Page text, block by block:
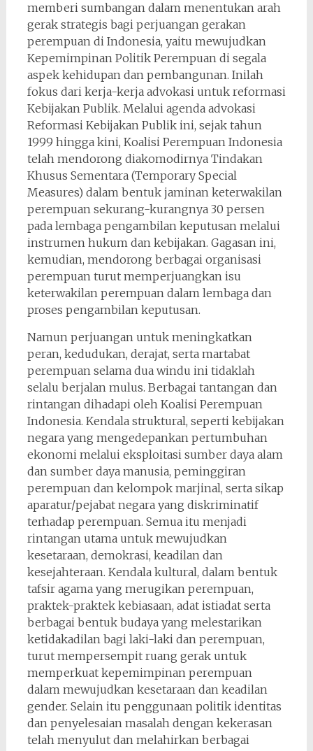
memberi sumbangan dalam menentukan arah
gerak strategis bagi perjuangan gerakan
perempuan di Indonesia, yaitu mewujudkan
Kepemimpinan Politik Perempuan di segala
aspek kehidupan dan pembangunan. Inilah
fokus dari kerja-kerja advokasi untuk reformasi
Kebijakan Publik. Melalui agenda advokasi
Reformasi Kebijakan Publik ini, sejak tahun
1999 hingga kini, Koalisi Perempuan Indonesia
telah mendorong diakomodirnya Tindakan
Khusus Sementara (Temporary Special
Measures) dalam bentuk jaminan keterwakilan
perempuan sekurang-kurangnya 30 persen
pada lembaga pengambilan keputusan melalui
instrumen hukum dan kebijakan. Gagasan ini,
kemudian, mendorong berbagai organisasi
perempuan turut memperjuangkan isu
keterwakilan perempuan dalam lembaga dan
proses pengambilan keputusan.
Namun perjuangan untuk meningkatkan
peran, kedudukan, derajat, serta martabat
perempuan selama dua windu ini tidaklah
selalu berjalan mulus. Berbagai tantangan dan
rintangan dihadapi oleh Koalisi Perempuan
Indonesia. Kendala struktural, seperti kebijakan
negara yang mengedepankan pertumbuhan
ekonomi melalui eksploitasi sumber daya alam
dan sumber daya manusia, peminggiran
perempuan dan kelompok marjinal, serta sikap
aparatur/pejabat negara yang diskriminatif
terhadap perempuan. Semua itu menjadi
rintangan utama untuk mewujudkan
kesetaraan, demokrasi, keadilan dan
kesejahteraan. Kendala kultural, dalam bentuk
tafsir agama yang merugikan perempuan,
praktek-praktek kebiasaan, adat istiadat serta
berbagai bentuk budaya yang melestarikan
ketidakadilan bagi laki-laki dan perempuan,
turut mempersempit ruang gerak untuk
memperkuat kepemimpinan perempuan
dalam mewujudkan kesetaraan dan keadilan
gender. Selain itu penggunaan politik identitas
dan penyelesaian masalah dengan kekerasan
telah menyulut dan melahirkan berbagai